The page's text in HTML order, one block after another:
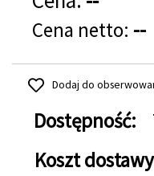
Cena netto: --
Dodaj do
Dostępność:
Koszt